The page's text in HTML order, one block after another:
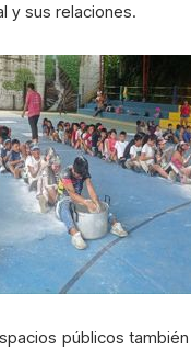
y sus relaciones.
públicos